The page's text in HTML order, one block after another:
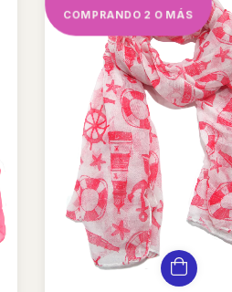
COMPRANDO 2 O MÁS